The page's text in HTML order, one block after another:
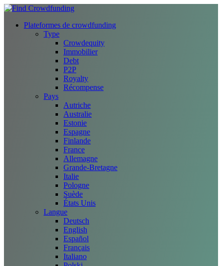
Plateformes de crowdfunding
Type
Crowdequity
Immobilier
Debt
P2P
Royalty
Récompense
Pays
Autriche
Australie
Estonie
Espagne
Finlande
France
Allemagne
Grande-Bretagne
Italie
Pologne
Suède
États Unis
Langue
Deutsch
English
Español
Français
Italiano